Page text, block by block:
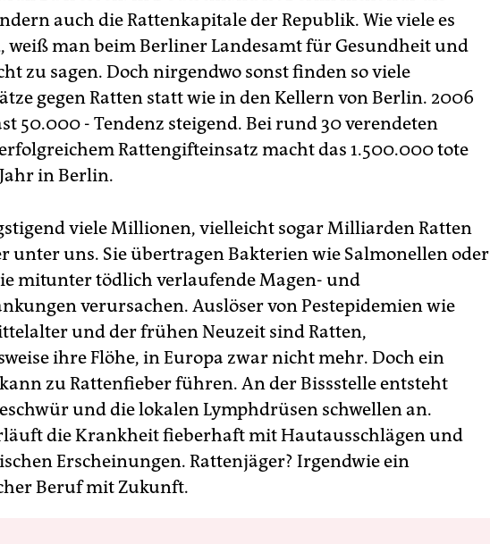
auch die Rattenkapitale der Republik. Wie viele es
weiß man beim Berliner Landesamt für Gesundheit und
zu sagen. Doch nirgendwo sonst finden so viele
gegen Ratten statt wie in den Kellern von Berlin. 2006
50.000 - Tendenz steigend. Bei rund 30 verendeten
Rattengifteinsatz macht das 1.500.000 tote
in Berlin.
viele Millionen, vielleicht sogar Milliarden Ratten
unter uns. Sie übertragen Bakterien wie Salmonellen oder
mitunter tödlich verlaufende Magen- und
verursachen. Auslöser von Pestepidemien wie
und der frühen Neuzeit sind Ratten,
ihre Flöhe, in Europa zwar nicht mehr. Doch ein
zu Rattenfieber führen. An der Bissstelle entsteht
und die lokalen Lymphdrüsen schwellen an.
die Krankheit fieberhaft mit Hautausschlägen und
Erscheinungen. Rattenjäger? Irgendwie ein
Beruf mit Zukunft.